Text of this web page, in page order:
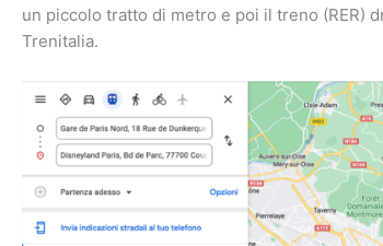
un piccolo tratto di metro e poi il treno (RER)
Trenitalia.